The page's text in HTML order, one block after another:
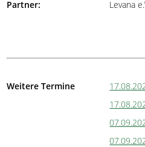
Partner:
Levana
Weitere Termine